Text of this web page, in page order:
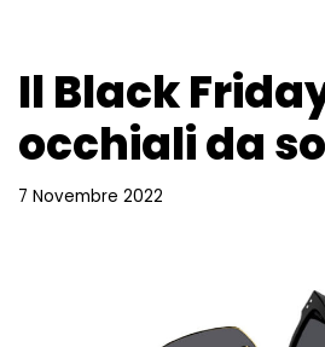
Il Black
occhiali da
7 Novembre 2022